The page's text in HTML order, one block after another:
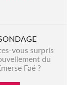
vous surpris
du
Faé ?